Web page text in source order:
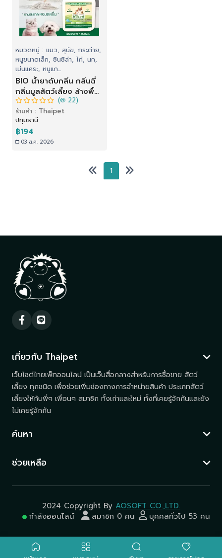
หมวดหมู่ : แมว, สุนัข, กระต่าย,
หนูขนาดเล็ก, ชินชิล่า, ไก่, นก,
เม่นแคระ, หนูแก...
BIO น้ำยาดับกลิ่น กลิ่นฉี่
กลิ่นมูลสัตว์เลี้ยง ล้างพื้น
กลิ่นฉี่ ทำความสะอาด
ปราศจากเชื้อโรค กลิ่น
โอโซนบริสุทธิ์ 1,000 ml
( 22)
ร้านค้า : Thaipet
ปทุมธานี
฿194
03 ส.ค. 2026
1
เกี่ยวกับ Thaipet
เว็บไซต์ไทยเพ็ทออนไลน์ เป็นเว็บสื่อกลางสำหรับการซื้อขาย สัตว์
เลี้ยง ทุกชนิด เพื่อช่วยเพิ่มช่องทางการจำหน่ายสินค้า ประเภทสัตว์
เลี้ยงให้กับพี่ๆ เพื่อนๆ สมาชิก ทั้งเก่าและใหม่ ทั้งที่เคยรู้จักกันและยัง
ไม่เคยรู้จักกัน
ค้นหา
ช่วยเหลือ
2024 Copyright By AOSOFT CO.,LTD.
กำลังออนไลน์
สมาชิก 0 คน บุคคลทั่วไป 53 คน